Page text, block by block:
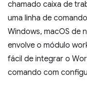
chamado caixa de
uma linha de
Windows, macOS de
envolve o módulo
fácil de integrar o
comando com